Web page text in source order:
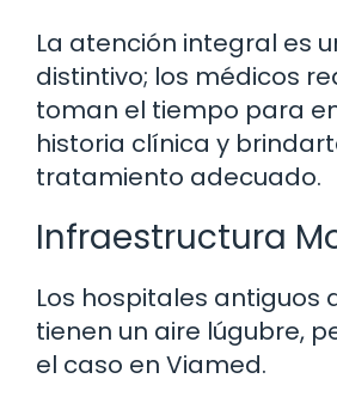
La atención integral es
distintivo; los médicos
toman el tiempo para
historia clínica y
tratamiento adecuado.
Infraestructura
Los hospitales antiguos
tienen un aire lúgubre,
el caso en Viamed.